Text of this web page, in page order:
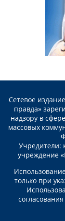
Сетевое
правда»
надзору в
массовых
Учредители:
учреждение
только при